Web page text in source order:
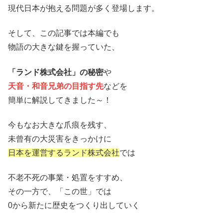
現代日本が抱える問題が多く登場します。
そして、この記事では本編でも
物語の大きな鍵を握っていた、
「ランド株式会社」の秘密や
天音・和音兄弟の目指す先などを
簡単に解説してきました～！
今もなお大きな爪痕を残す、
未曾有の大災害をきっかけに
日本を運営するランド株式会社では
不老不死の事業・処置をすすめ、
その一方で、「この世」では
0から新たに歴史をつくり出していく